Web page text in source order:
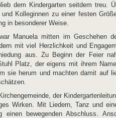
dem Kindergarten seitdem treu.
Kolleginnen zu einer festen
in besonderer Weise.
Manuela mitten im Geschehen
mit viel Herzlichkeit und
aus. Zu Beginn der Feier
Platz, der eigens mit ihrem
sie herum und machten damit auf
der
Wirken. Mit Liedern, Tanz und
einen bewegenden Abschluss.